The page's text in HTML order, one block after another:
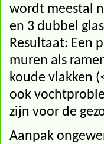
wordt meestal
en 3 dubbel
Resultaat: Een
muren als
koude vlakken
ook
zijn voor de
Aanpak